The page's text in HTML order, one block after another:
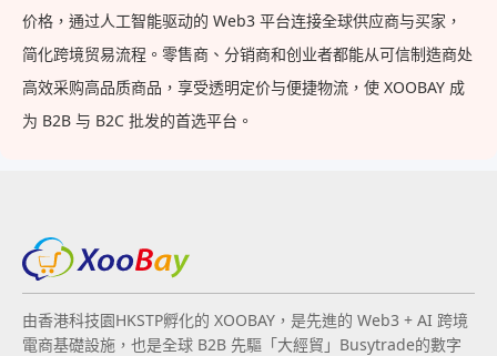
价格，通过人工智能驱动的 Web3 平台连接全球供应商与买家，
简化跨境贸易流程。零售商、分销商和创业者都能从可信制造商处
高效采购高品质商品，享受透明定价与便捷物流，使 XOOBAY 成
为 B2B 与 B2C 批发的首选平台。
由香港科技園HKSTP孵化的 XOOBAY，是先進的 Web3 + AI 跨境
電商基礎設施，也是全球 B2B 先驅「大經貿」Busytrade的數字